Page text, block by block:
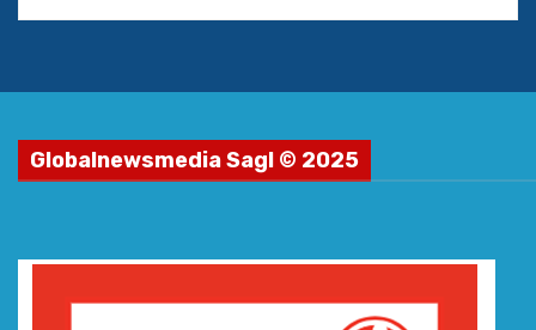
Globalnewsmedia Sagl © 2025